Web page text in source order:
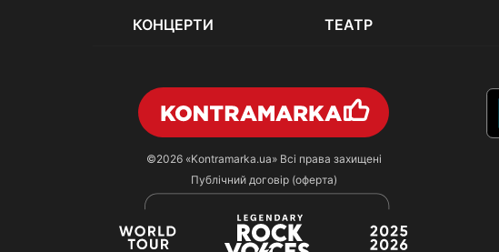
КОНЦЕРТИ ТЕАТР
©2026 «Kontramarka.ua»Всі права захищені
Публічний договір (оферта)